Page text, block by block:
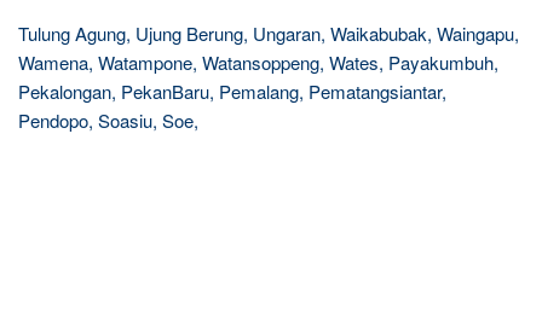
Tulung Agung, Ujung Berung, Ungaran, Waikabubak, Waingapu,
Wamena, Watampone, Watansoppeng, Wates, Payakumbuh,
Pekalongan, PekanBaru, Pemalang, Pematangsiantar,
Pendopo, Soasiu, Soe,